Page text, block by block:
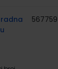
radna
567759